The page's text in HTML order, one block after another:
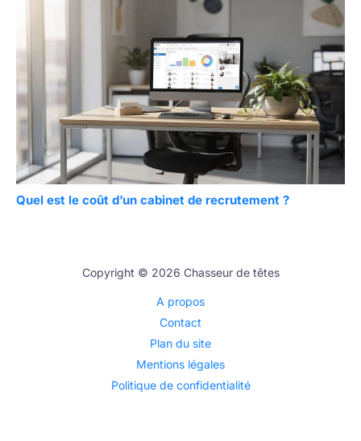
Quel est le coût d’un cabinet de recrutement ?
Copyright © 2026 Chasseur de têtes
A propos
Contact
Plan du site
Mentions légales
Politique de confidentialité